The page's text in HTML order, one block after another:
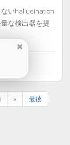
いhallucination
な検出器を提
» 最後